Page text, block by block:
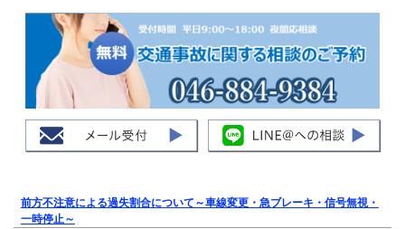
前方不注意による過失割合について～車線変更・急ブレーキ・信号無視・
一時停止～